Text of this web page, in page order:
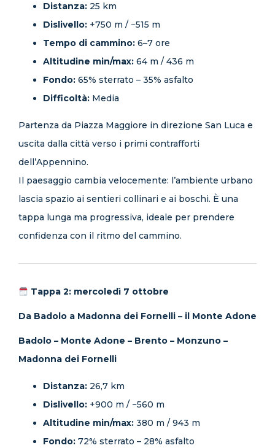
Distanza: 25 km
Dislivello: +750 m / −515 m
Tempo di cammino: 6–7 ore
Altitudine min/max: 64 m / 436 m
Fondo: 65% sterrato – 35% asfalto
Difficoltà: Media
Partenza da Piazza Maggiore in direzione San Luca e
uscita dalla città verso i primi contrafforti
dell’Appennino.
Il paesaggio cambia velocemente: l’ambiente urbano
lascia spazio ai sentieri collinari e ai boschi. È una
tappa lunga ma progressiva, ideale per prendere
confidenza con il ritmo del cammino.
Tappa 2: mercoledì 7 ottobre
Da Badolo a Madonna dei Fornelli – il Monte Adone
Badolo – Monte Adone – Brento – Monzuno –
Madonna dei Fornelli
Distanza: 26,7 km
Dislivello: +900 m / −560 m
Altitudine min/max: 380 m / 943 m
Fondo: 72% sterrato – 28% asfalto